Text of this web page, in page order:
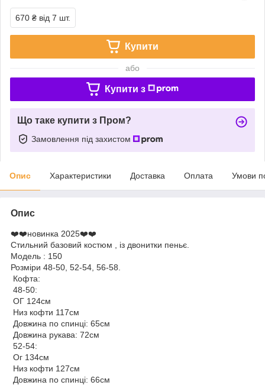
670 ₴ від 7 шт.
Купити
або
Купити з
Що таке купити з Пром?
Замовлення під захистом
Опис Характеристики Доставка Оплата Умови
Опис
❤️❤️новинка 2025❤️❤️
Стильний базовий костюм , із двонитки пеньє.
Модель : 150
Розміри 48-50, 52-54, 56-58.
Кофта:
48-50:
ОГ 124см
Низ кофти 117см
Довжина по спинці: 65см
Довжина рукава: 72см
52-54:
Ог 134см
Низ кофти 127см
Довжина по спинці: 66см